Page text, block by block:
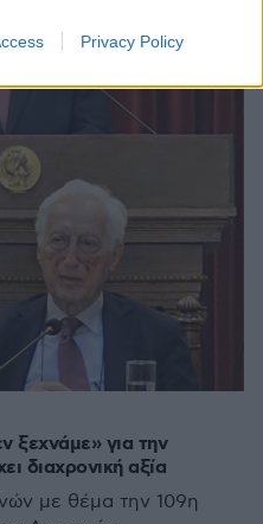
Privacy Policy
ξεχνάμε» για την
διαχρονική αξία
με θέμα την 109η